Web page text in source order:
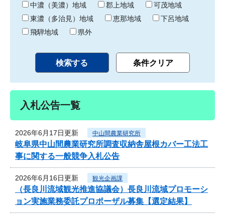
中濃（美濃）地域
郡上地域
可茂地域
東濃（多治見）地域
恵那地域
下呂地域
飛騨地域
県外
入札公告一覧
2026年6月17日更新 中山間農業研究所
岐阜県中山間農業研究所調査収納舎屋根カバー工法工
事に関する一般競争入札公告
2026年6月16日更新 観光企画課
（長良川流域観光推進協議会）長良川流域プロモーシ
ョン実施業務委託プロポーザル募集【選定結果】